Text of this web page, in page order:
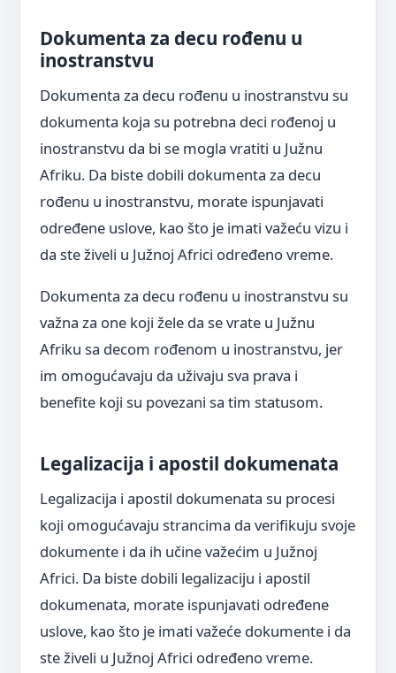
Dokumenta za decu rođenu u
inostranstvu
Dokumenta za decu rođenu u inostranstvu su
dokumenta koja su potrebna deci rođenoj u
inostranstvu da bi se mogla vratiti u Južnu
Afriku. Da biste dobili dokumenta za decu
rođenu u inostranstvu, morate ispunjavati
određene uslove, kao što je imati važeću vizu i
da ste živeli u Južnoj Africi određeno vreme.
Dokumenta za decu rođenu u inostranstvu su
važna za one koji žele da se vrate u Južnu
Afriku sa decom rođenom u inostranstvu, jer
im omogućavaju da uživaju sva prava i
benefite koji su povezani sa tim statusom.
Legalizacija i apostil dokumenata
Legalizacija i apostil dokumenata su procesi
koji omogućavaju strancima da verifikuju svoje
dokumente i da ih učine važećim u Južnoj
Africi. Da biste dobili legalizaciju i apostil
dokumenata, morate ispunjavati određene
uslove, kao što je imati važeće dokumente i da
ste živeli u Južnoj Africi određeno vreme.